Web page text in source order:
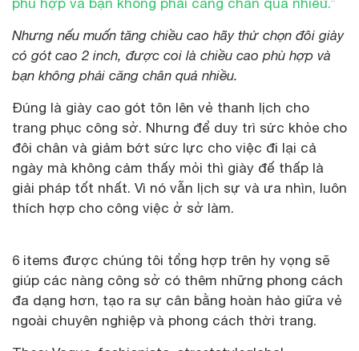
Nhưng nếu muốn tăng chiều cao hãy thử chọn đôi giày
có gót cao 2 inch, được coi là chiều cao phù hợp và
bạn không phải căng chân quá nhiều.
Đúng là giày cao gót tôn lên vẻ thanh lịch cho
trang phục công sở. Nhưng để duy trì sức khỏe cho
đôi chân và giảm bớt sức lực cho việc đi lại cả
ngày mà không cảm thấy mỏi thì giày đế thấp là
giải pháp tốt nhất. Vì nó vẫn lịch sự và ưa nhìn, luôn
thích hợp cho công việc ở sở làm.
6 items được chúng tôi tổng hợp trên hy vọng sẽ
giúp các nàng công sở có thêm những phong cách
đa dạng hơn, tạo ra sự cân bằng hoàn hảo giữa vẻ
ngoài chuyên nghiệp và phong cách thời trang.